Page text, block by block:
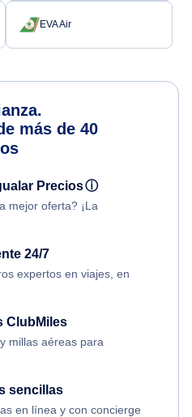
EVA Air
más de 40
Preciosⓘ
mejor oferta? ¡La
24/7
expertos en viajes, en
ClubMiles
millas aéreas para
sencillas
en línea y con concierge